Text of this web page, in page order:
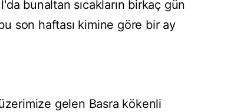
bunaltan sıcakların birkaç gün
son haftası kimine göre bir ay
gelen Basra kökenli